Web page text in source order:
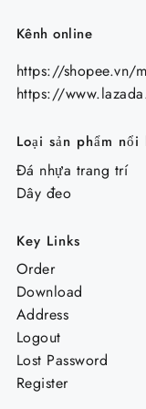
Kênh online
https://shopee.vn/
https://
Loại sản phẩm nổi
Đá nhựa trang trí
Dây đeo
Key Links
Order
Download
Address
Logout
Lost Password
Register